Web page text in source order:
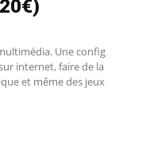
Une config
internet, faire de la
et même des jeux